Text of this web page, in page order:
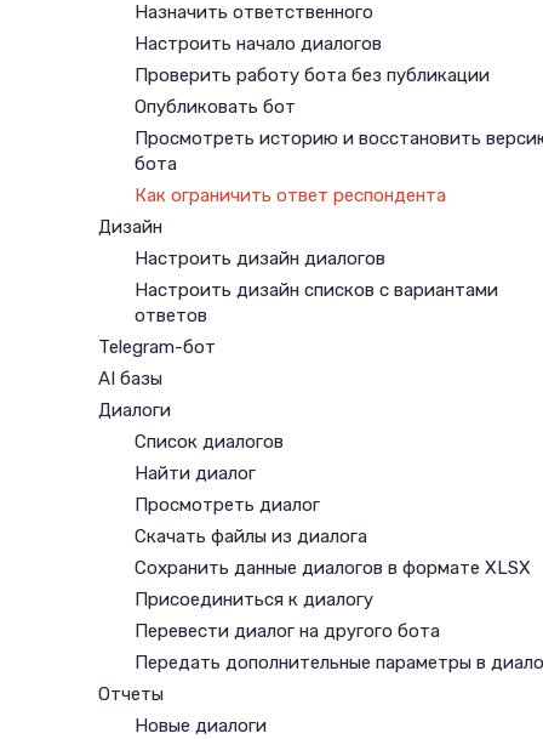
Назначить ответственного
Настроить начало диалогов
Проверить работу бота без публикации
Опубликовать бот
Просмотреть историю и восстановить
бота
Как ограничить ответ респондента
Дизайн
Настроить дизайн диалогов
Настроить дизайн списков с вариантами
ответов
Telegram-бот
AI базы
Диалоги
Список диалогов
Найти диалог
Просмотреть диалог
Скачать файлы из диалога
Сохранить данные диалогов в формате XLSX
Присоединиться к диалогу
Перевести диалог на другого бота
Передать дополнительные параметры в
Отчеты
Новые диалоги